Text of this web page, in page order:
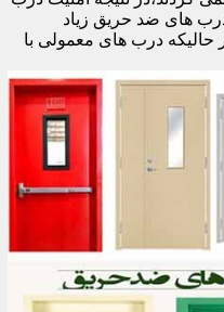
های ضد حریق زیاد
دارند.در حالیکه درب های معمولی با